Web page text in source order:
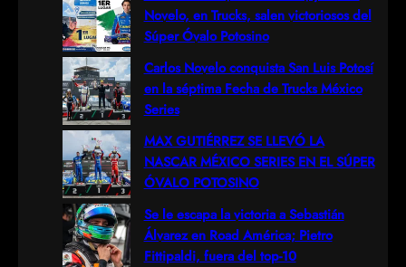
Novelo, en Trucks, salen victoriosos del
Súper Óvalo Potosino
Carlos Novelo conquista San Luis Potosí
en la séptima Fecha de Trucks México
Series
MAX GUTIÉRREZ SE LLEVÓ LA
NASCAR MÉXICO SERIES EN EL SÚPER
ÓVALO POTOSINO
Se le escapa la victoria a Sebastián
Álvarez en Road América; Pietro
Fittipaldi, fuera del top-10